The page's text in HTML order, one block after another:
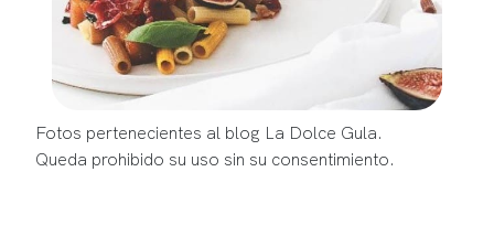
Fotos pertenecientes al blog La Dolce Gula.
Queda prohibido su uso sin su consentimiento.